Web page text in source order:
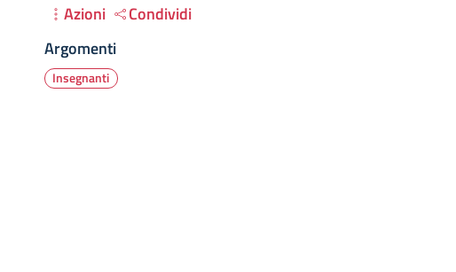
Azioni
Condividi
Argomenti
Insegnanti